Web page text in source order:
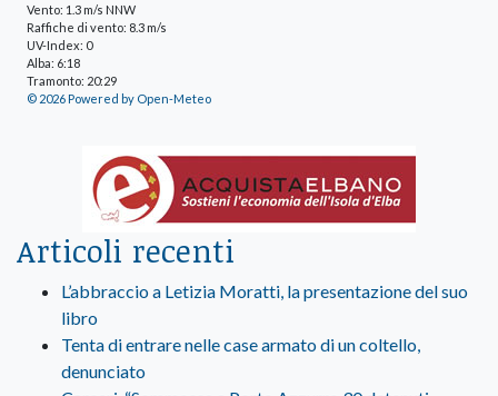
Vento: 1.3 m/s NNW
Raffiche di vento: 8.3 m/s
UV-Index: 0
Alba: 6:18
Tramonto: 20:29
© 2026 Powered by Open-Meteo
Articoli recenti
L’abbraccio a Letizia Moratti, la presentazione del suo
libro
Tenta di entrare nelle case armato di un coltello,
denunciato